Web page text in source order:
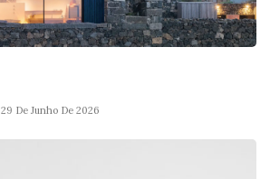
29 De Junho De 2026